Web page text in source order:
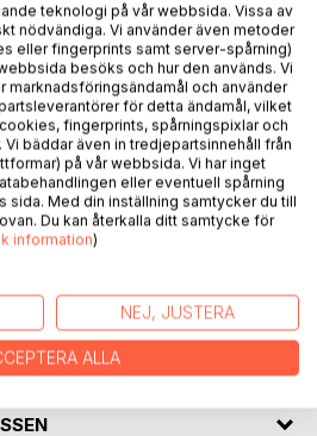
Hulda Öhman i Ostvik från år
/Nanna i Boviken från 1877 till
Västerbotten. Familjer som
teknologi på vår webbsida. Vissa av
nödvändiga. Vi använder även metoder
eller fingerprints samt server-spårning)
besöks och hur den används. Vi
marknadsföringsändamål och använder
för detta ändamål, vilket
fingerprints, spårningspixlar och
bäddar även in tredjepartsinnehåll från
på vår webbsida. Vi har inget
eller eventuell spårning
sida. Med din inställning samtycker du till
Du kan återkalla ditt samtycke för
information)
NEJ, JUSTERA
ALLA